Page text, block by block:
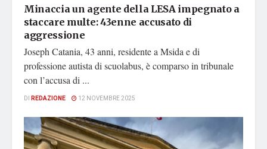
Minaccia un agente della LESA impegnato a
staccare multe: 43enne accusato di
aggressione
Joseph Catania, 43 anni, residente a Msida e di
professione autista di scuolabus, è comparso in tribunale
con l’accusa di ...
DI REDAZIONE 12 NOVEMBRE 2025